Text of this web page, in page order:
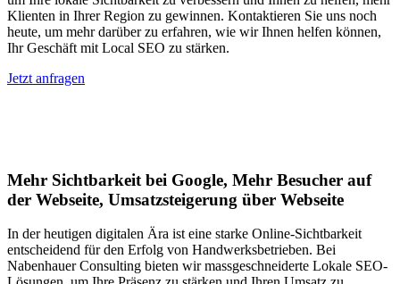
Klienten in Ihrer Region zu gewinnen. Kontaktieren Sie uns noch
heute, um mehr darüber zu erfahren, wie wir Ihnen helfen können,
Ihr Geschäft mit Local SEO zu stärken.
Jetzt anfragen
Mehr Sichtbarkeit bei Google, Mehr Besucher auf
der Webseite, Umsatzsteigerung über Webseite
In der heutigen digitalen Ära ist eine starke Online-Sichtbarkeit
entscheidend für den Erfolg von Handwerksbetrieben. Bei
Nabenhauer Consulting bieten wir massgeschneiderte Lokale SEO-